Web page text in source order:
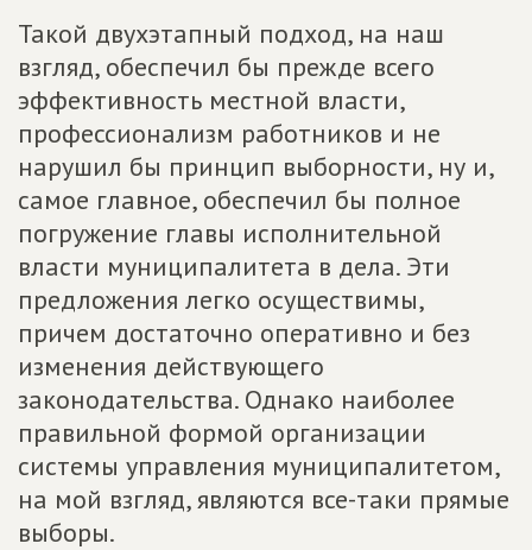
Такой двухэтапный подход, на наш
взгляд, обеспечил бы прежде всего
эффективность местной власти,
профессионализм работников и не
нарушил бы принцип выборности, ну и,
самое главное, обеспечил бы полное
погружение главы исполнительной
власти муниципалитета в дела. Эти
предложения легко осуществимы,
причем достаточно оперативно и без
изменения действующего
законодательства. Однако наиболее
правильной формой организации
системы управления муниципалитетом,
на мой взгляд, являются все-таки прямые
выборы.